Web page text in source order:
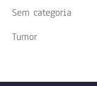
Sem categoria
Tumor